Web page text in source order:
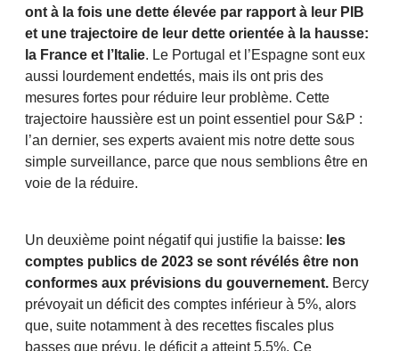
ont à la fois une dette élevée par rapport à leur PIB
et une trajectoire de leur dette orientée à la hausse:
la France et l’Italie. Le Portugal et l’Espagne sont eux
aussi lourdement endettés, mais ils ont pris des
mesures fortes pour réduire leur problème. Cette
trajectoire haussière est un point essentiel pour S&P :
l’an dernier, ses experts avaient mis notre dette sous
simple surveillance, parce que nous semblions être en
voie de la réduire.
Un deuxième point négatif qui justifie la baisse: les
comptes publics de 2023 se sont révélés être non
conformes aux prévisions du gouvernement. Bercy
prévoyait un déficit des comptes inférieur à 5%, alors
que, suite notamment à des recettes fiscales plus
basses que prévu, le déficit a atteint 5,5%. Ce